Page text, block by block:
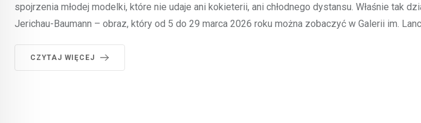
spojrzenia młodej modelki, które nie udaje ani kokieterii, ani chłodnego dystansu. Właśnie tak
Jerichau-Baumann – obraz, który od 5 do 29 marca 2026 roku można zobaczyć w Galerii im.
CZYTAJ WIĘCEJ